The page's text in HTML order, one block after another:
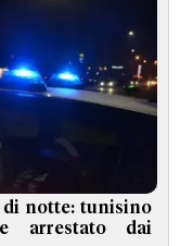
di notte: tunisino
arrestato dai